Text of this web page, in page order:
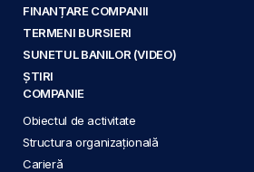
FINANȚARE COMPANII
TERMENI BURSIERI
SUNETUL BANILOR (VIDEO)
ȘTIRI
COMPANIE
Obiectul de activitate
Structura organizațională
Carieră